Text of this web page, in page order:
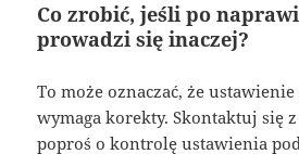
Co zrobić, jeśli po
prowadzi się inaczej?
To może oznaczać, że
wymaga korekty. Skontaktuj się
poproś o kontrolę ustawienia